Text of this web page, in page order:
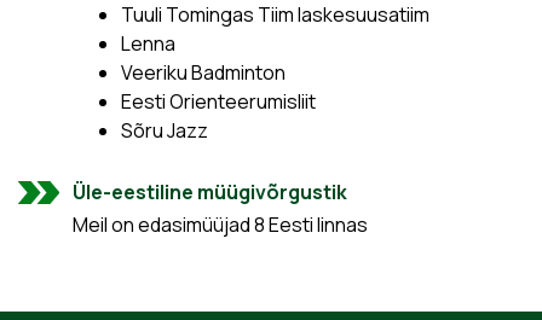
Tuuli Tomingas Tiim laskesuusatiim
Lenna
Veeriku Badminton
Eesti Orienteerumisliit
Sõru Jazz
Üle-eestiline müügivõrgustik
Meil on edasimüüjad 8 Eesti linnas